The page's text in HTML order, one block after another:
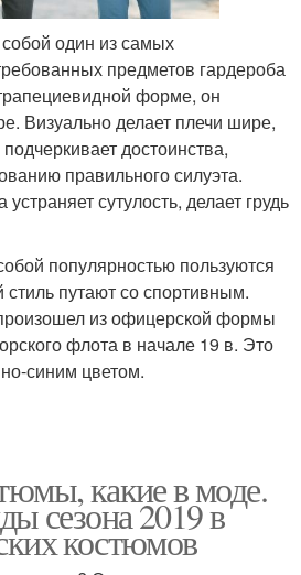
один из самых
предметов гардероба
форме, он
Визуально делает плечи шире,
достоинства,
правильного силуэта.
сутулость, делает грудь
популярностью пользуются
стиль путают со спортивным.
из офицерской формы
флота в начале 19 в. Это
синим цветом.
какие в моде.
сезона 2019 в
костюмов